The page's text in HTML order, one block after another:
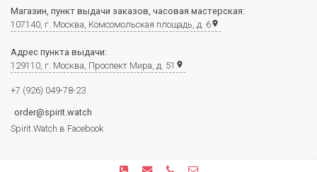
Магазин, пункт выдачи заказов, часовая мастерская:
107140, г. Москва, Комсомольская площадь, д. 6place
Адрес пункта выдачи:
129110, г. Москва, Проспект Мира, д. 51 place
+7 (926) 049-78-23
order@spirit.watch
Spirit.Watch в Facebook